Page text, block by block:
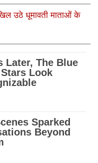
खिल उठे धूमावती माताओं के